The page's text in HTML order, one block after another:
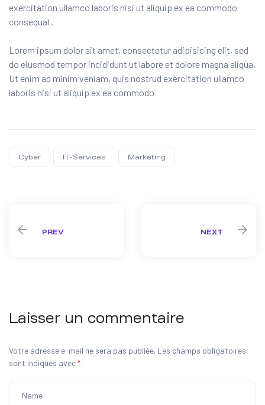
exercitation ullamco laboris nisi ut aliquip ex ea commodo
consequat.
Lorem ipsum dolor sit amet, consectetur adipisicing elit, sed
do eiusmod tempor incididunt ut labore et dolore magna aliqua.
Ut enim ad minim veniam, quis nostrud exercitation ullamco
laboris nisi ut aliquip ex ea commodo
Cyber IT-Services Marketing
PREV NEXT
Laisser un commentaire
Votre adresse e-mail ne sera pas publiée. Les champs obligatoires
sont indiqués avec*